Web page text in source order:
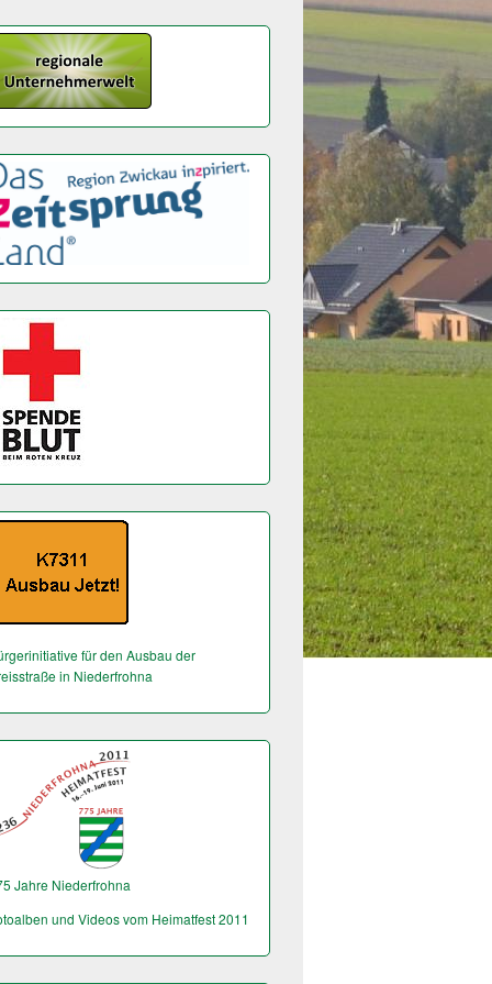
für den Ausbau der
in Niederfrohna
Jahre Niederfrohna
und Videos vom Heimatfest 2011